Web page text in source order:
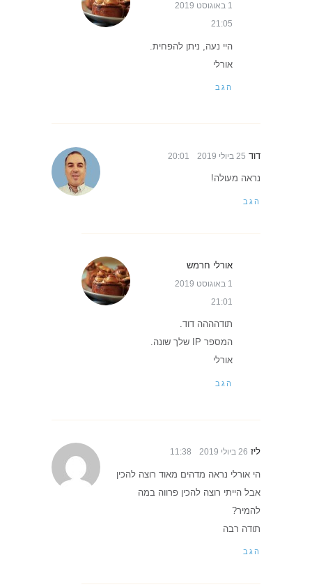
1 באוגוסט 2019
21:05
היי נעה, ניתן להפחית.
אורלי
הגב
דוד 25 ביולי 2019 20:01
נראה מעולה!
הגב
אורלי חרמש
1 באוגוסט 2019
21:01
תודהההה דוד.
המספר IP שלך שונה.
אורלי
הגב
ליז 26 ביולי 2019 11:38
הי אורלי נראה מדהים מאוד רוצה להכין
אבל הייתי רוצה להכין פרווה במה
להמיר?
תודה רבה
הגב